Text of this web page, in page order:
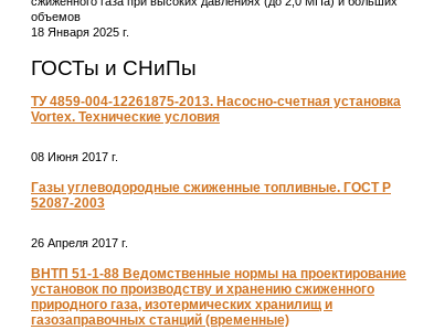
объемов
18 Января 2025 г.
ГОСТы и СНиПы
ТУ 4859-004-12261875-2013. Насосно-счетная установка
Vortex. Технические условия
08 Июня 2017 г.
Газы углеводородные сжиженные топливные. ГОСТ Р
52087-2003
26 Апреля 2017 г.
ВНТП 51-1-88 Ведомственные нормы на проектирование
установок по производству и хранению сжиженного
природного газа, изотермических хранилищ и
газозаправочных станций (временные)